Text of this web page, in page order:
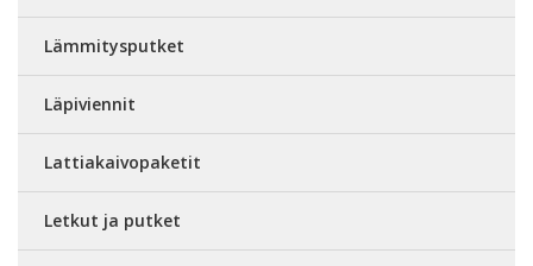
Lämmitysputket
Läpiviennit
Lattiakaivopaketit
Letkut ja putket